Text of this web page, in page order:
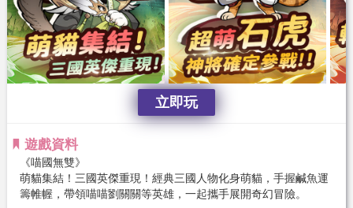
立即玩
遊戲資料
《喵國無雙》
萌貓集結！三國英傑重現！經典三國人物化身萌貓，手握鹹魚運
籌帷幄，帶領喵喵劉關關等英雄，一起攜手展開奇幻冒險。